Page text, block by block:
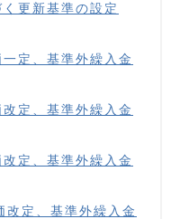
更新基準の設定
定、基準外繰入金
定、基準外繰入金
定、基準外繰入金
定、基準外繰入金